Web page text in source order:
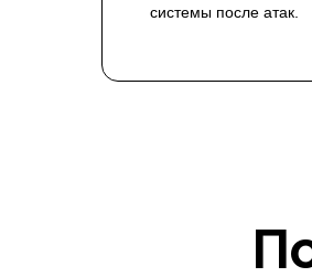
системы после атак.